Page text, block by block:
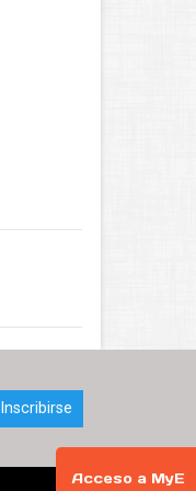
Acceso a MyE
Inscribirse